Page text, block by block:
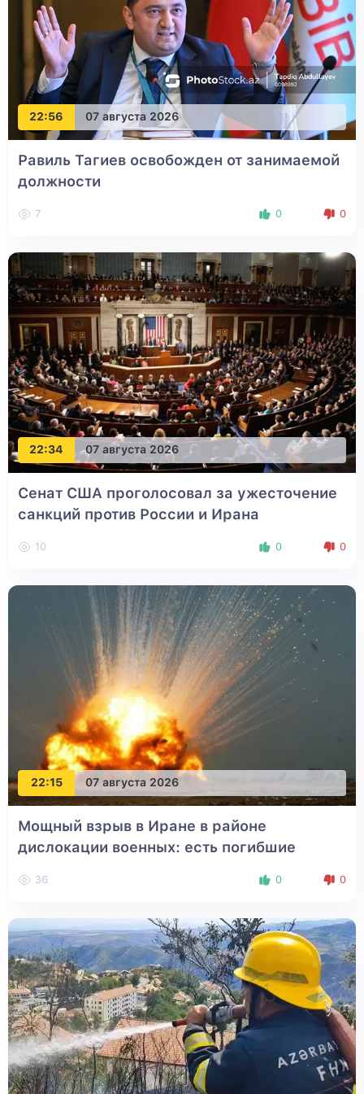
22:56 07 августа 2026
Равиль Тагиев освобожден от занимаемой
должности
7 0 0
22:34 07 августа 2026
Сенат США проголосовал за ужесточение
санкций против России и Ирана
10 0 0
22:15 07 августа 2026
Мощный взрыв в Иране в районе
дислокации военных: есть погибшие
36 0 0